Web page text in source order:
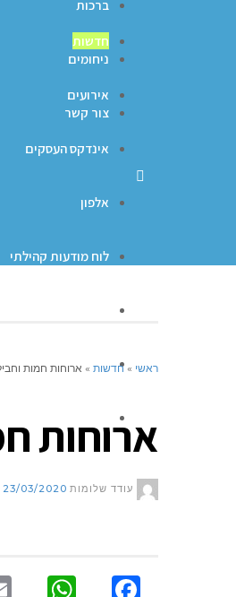
ברכות
ניחומים
צור קשר
חדשות
אירועים
אינדקס העסקים
אלפון
לוח מודעות קהילתי
ניחומים ראשי » חדשות » ארוחות חמות
ארוחות
עודד שלומות 23/03/2020